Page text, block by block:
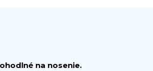
na nosenie.